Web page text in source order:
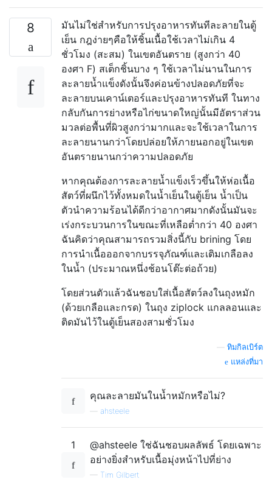
8
มันไม่ใช่สำหรับการปรุงอาหารทันทีละลายในตู้
เย็น กฎง่ายๆคือให้ชิ้นเนื้อใช้เวลาไม่เกิน 4
ชั่วโมง (สะสม) ในเขตอันตราย (สูงกว่า 40
องศา F) สเต็กชิ้นบาง ๆ ใช้เวลาไม่นานในการ
ละลายน้ำแข็งดังนั้นจึงค่อนข้างปลอดภัยที่จะ
ละลายบนเคาน์เตอร์และปรุงอาหารทันที ในทาง
กลับกันการย่างหรือไก่ขนาดใหญ่นั้นมีอัตราส่วน
มวลต่อพื้นที่ผิวสูงกว่ามากและจะใช้เวลาในการ
ละลายนานกว่าโดยปล่อยให้ภายนอกอยู่ในเขต
อันตรายนานกว่าความปลอดภัย
หากคุณต้องการละลายน้ำแข็งเร็วขึ้นให้ห่อเนื้อ
สัตว์ที่ผนึกไว้ทั้งหมดในน้ำเย็นในตู้เย็น น้ำเป็น
ตัวนำความร้อนได้ดีกว่าอากาศมากดังนั้นมันจะ
เร่งกระบวนการในขณะที่เหลือต่ำกว่า 40 องศา
ฉันคิดว่าคุณสามารถรวมสิ่งนี้กับ brining โดย
การนำเนื้อออกจากบรรจุภัณฑ์และเติมเกลือลง
ในน้ำ (ประมาณหนึ่งช้อนโต๊ะต่อถ้วย)
โดยส่วนตัวแล้วฉันชอบใส่เนื้อสัตว์ลงในถุงหมัก
(ด้วยเกลือและกรด) ในถุง ziplock แกลลอนและ
ติดมันไว้ในตู้เย็นสองสามชั่วโมง
ทิมกิลเบิร์ต
แหล่งที่มา
คุณละลายมันในน้ำหมักหรือไม่?
ahsteele
1
@ahsteele ใช่ฉันชอบผลลัพธ์ โดยเฉพาะ
อย่างยิ่งสำหรับเนื้อมุ่งหน้าไปที่ย่าง
— Tim Gilbert